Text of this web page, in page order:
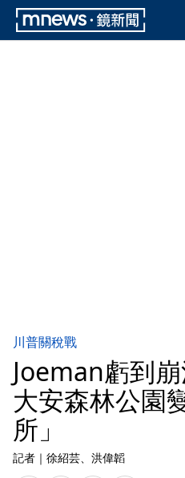
川普關稅戰
Joeman虧到
大安森林公園
所」
記者 ｜ 徐紹芸、洪偉韜